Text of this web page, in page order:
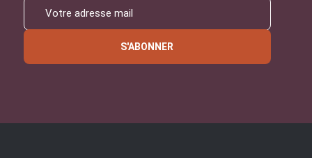
S'ABONNER